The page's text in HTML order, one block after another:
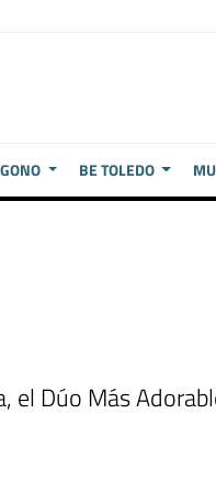
BE TOLEDO
el Dúo Más